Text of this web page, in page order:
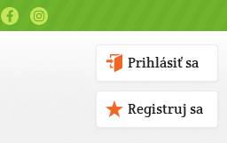
Prihlásiť sa
Registruj sa